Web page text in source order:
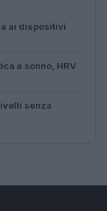
ai dispositivi
a sonno, HRV
senza